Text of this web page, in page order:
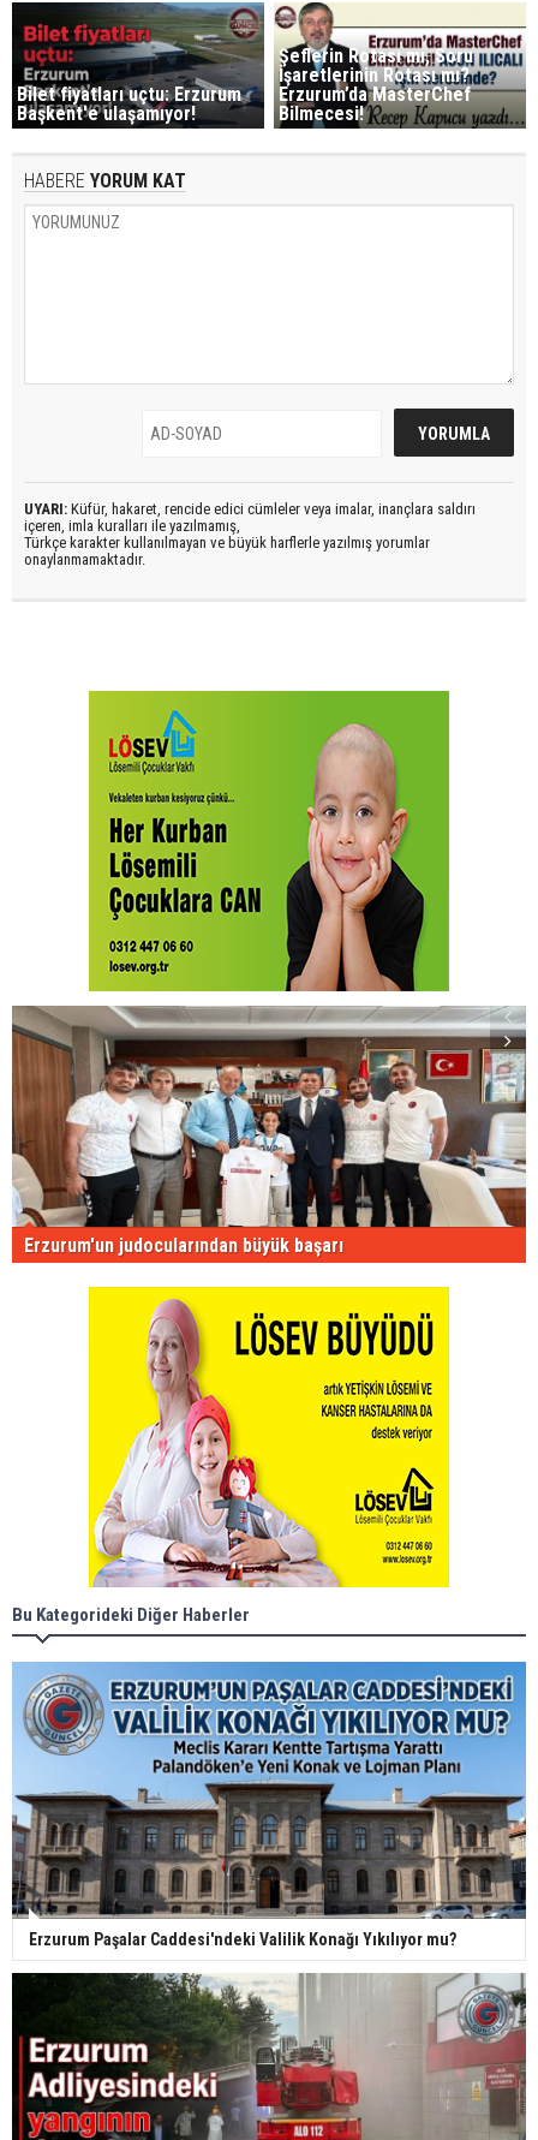
Bilet fiyatları uçtu: Erzurum
Başkent'e ulaşamıyor!
Şeflerin Rotası mı, Soru
İşaretlerinin Rotası mı?
Erzurum’da MasterChef
Bilmecesi!
HABERE YORUM KAT
UYARI: Küfür, hakaret, rencide edici cümleler veya imalar, inançlara saldırı
içeren, imla kuralları ile yazılmamış,
Türkçe karakter kullanılmayan ve büyük harflerle yazılmış yorumlar
onaylanmamaktadır.
Erzurum'un judocularından büyük başarı
Bu Kategorideki Diğer Haberler
Erzurum Paşalar Caddesi'ndeki Valilik Konağı Yıkılıyor mu?